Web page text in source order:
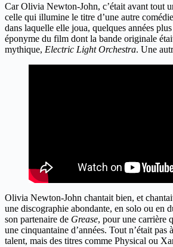
Car Olivia Newton-John, c’était avant tout
celle qui illumine le titre d’une autre
dans laquelle elle joua, quelques années
éponyme du film dont la bande originale
mythique, Electric Light Orchestra. Une
Olivia Newton-John chantait bien, et
une discographie abondante, en solo ou en
son partenaire de Grease, pour une carrière
une cinquantaine d’années. Tout n’était pas
talent, mais des titres comme Physical ou